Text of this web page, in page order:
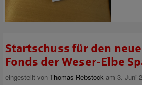
Startschuss für den
Fonds der Weser-Elbe
eingestellt von Thomas Rebstock am 3. Juni